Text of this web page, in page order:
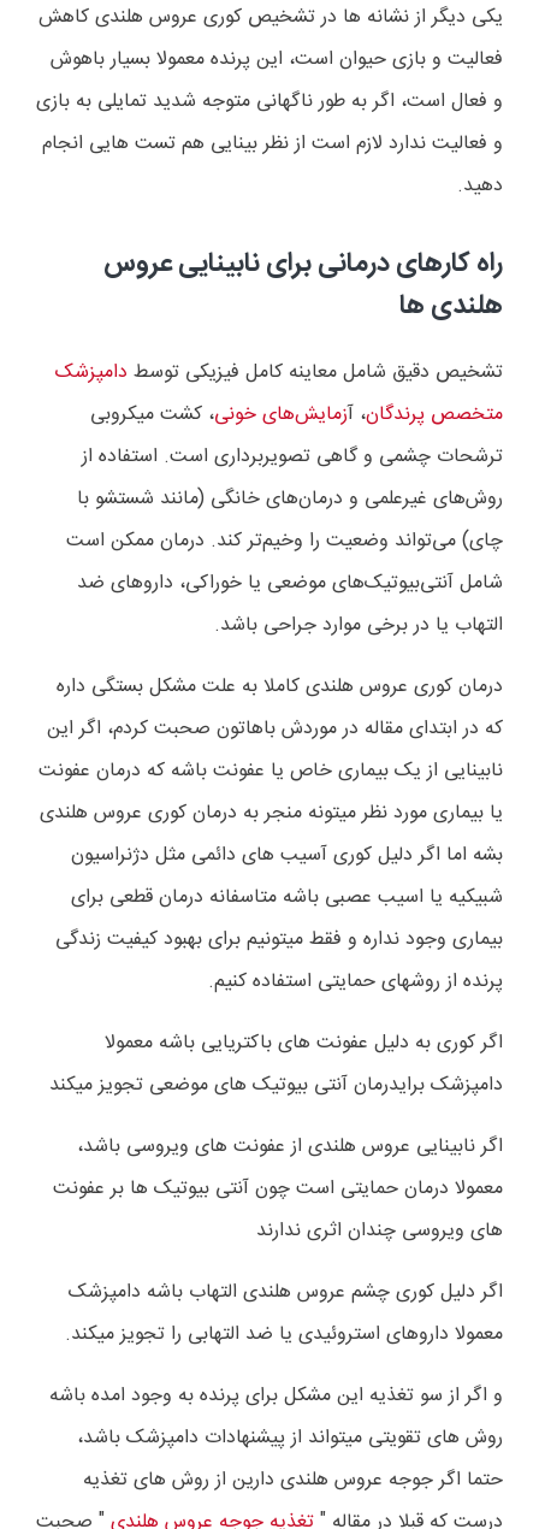
یکی دیگر از نشانه ها در تشخیص کوری عروس هلندی کاهش
فعالیت و بازی حیوان است، این پرنده معمولا بسیار باهوش
و فعال است، اگر به طور ناگهانی متوجه شدید تمایلی به بازی
و فعالیت ندارد لازم است از نظر بینایی هم تست هایی انجام
دهید.
راه کارهای درمانی برای نابینایی عروس
هلندی ها
تشخیص دقیق شامل معاینه کامل فیزیکی توسط دامپزشک
متخصص پرندگان، آزمایش‌های خونی، کشت میکروبی
ترشحات چشمی و گاهی تصویربرداری است. استفاده از
روش‌های غیرعلمی و درمان‌های خانگی (مانند شستشو با
چای) می‌تواند وضعیت را وخیم‌تر کند. درمان ممکن است
شامل آنتی‌بیوتیک‌های موضعی یا خوراکی، داروهای ضد
التهاب یا در برخی موارد جراحی باشد.
درمان کوری عروس هلندی کاملا به علت مشکل بستگی داره
که در ابتدای مقاله در موردش باهاتون صحبت کردم، اگر این
نابینایی از یک بیماری خاص یا عفونت باشه که درمان عفونت
یا بیماری مورد نظر میتونه منجر به درمان کوری عروس هلندی
بشه اما اگر دلیل کوری آسیب های دائمی مثل دژنراسیون
شبیکیه یا اسیب عصبی باشه متاسفانه درمان قطعی برای
بیماری وجود نداره و فقط میتونیم برای بهبود کیفیت زندگی
پرنده از روشهای حمایتی استفاده کنیم.
اگر کوری به دلیل عفونت های باکتریایی باشه معمولا
دامپزشک برایدرمان آنتی بیوتیک های موضعی تجویز میکند
اگر نابینایی عروس هلندی از عفونت های ویروسی باشد،
معمولا درمان حمایتی است چون آنتی بیوتیک ها بر عفونت
های ویروسی چندان اثری ندارند
اگر دلیل کوری چشم عروس هلندی التهاب باشه دامپزشک
معمولا داروهای استروئیدی یا ضد التهابی را تجویز میکند.
و اگر از سو تغذیه این مشکل برای پرنده به وجود امده باشه
روش های تقویتی میتواند از پیشنهادات دامپزشک باشد،
حتما اگر جوجه عروس هلندی دارین از روش های تغذیه